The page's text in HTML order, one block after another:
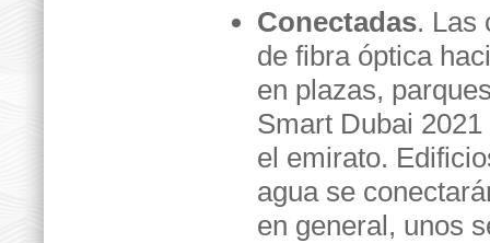
Conectadas. Las
de fibra óptica
en plazas,
Smart Dubai
el emirato.
agua se
en general, unos